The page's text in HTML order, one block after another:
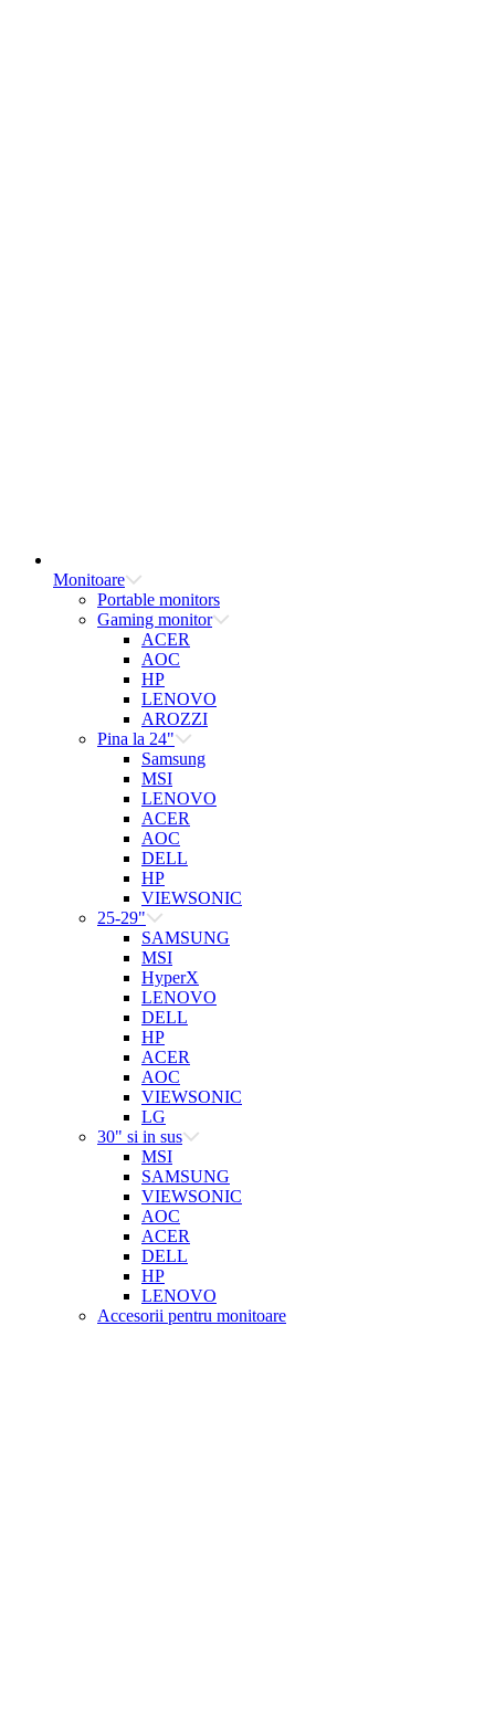
Monitoare
Portable monitors
Gaming monitor
ACER
AOC
HP
LENOVO
AROZZI
Pina la 24"
Samsung
MSI
LENOVO
ACER
AOC
DELL
HP
VIEWSONIC
25-29"
SAMSUNG
MSI
HyperX
LENOVO
DELL
HP
ACER
AOC
VIEWSONIC
LG
30" si in sus
MSI
SAMSUNG
VIEWSONIC
AOC
ACER
DELL
HP
LENOVO
Accesorii pentru monitoare